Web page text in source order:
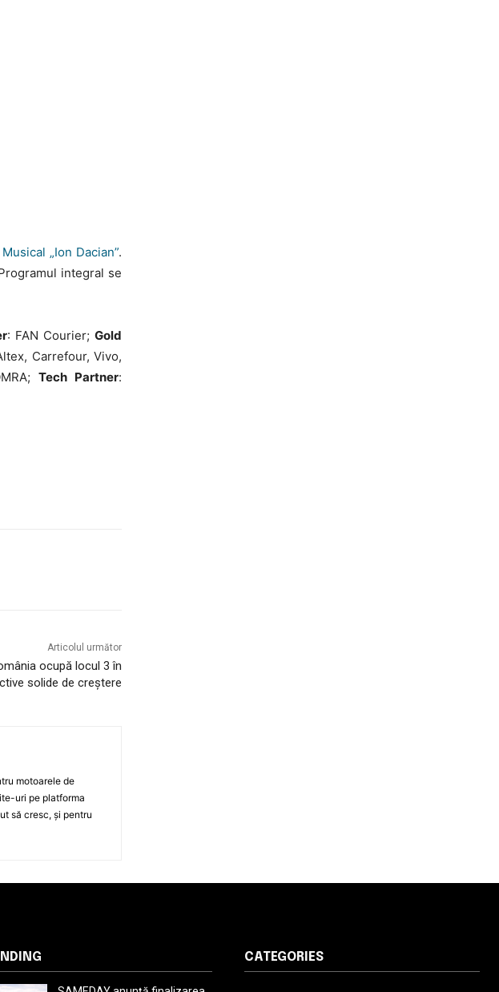
„Ion Dacian”.
integral se
: FAN Courier; Gold
Carrefour, Vivo,
Tech Partner:
Articolul următor
ocupă locul 3 în
solide de creștere
motoarele de
uri pe platforma
să cresc, și pentru
CATEGORIES